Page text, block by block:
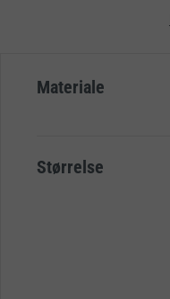
nedsat mobilitet. Det
genkendelighed på tværs
Materiale
Størrelse